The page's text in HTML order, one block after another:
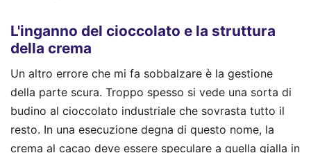
L'inganno del cioccolato e la struttura
della crema
Un altro errore che mi fa sobbalzare è la gestione
della parte scura. Troppo spesso si vede una sorta di
budino al cioccolato industriale che sovrasta tutto il
resto. In una esecuzione degna di questo nome, la
crema al cacao deve essere speculare a quella gialla in